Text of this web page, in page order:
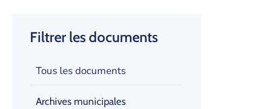
Filtrer les documents
Tous les documents
Archives municipales